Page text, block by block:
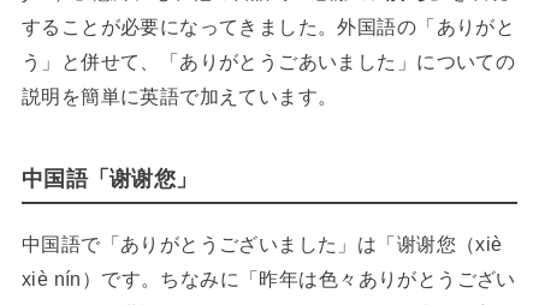
することが必要になってきました。外国語の「ありがと
う」と併せて、「ありがとうごあいました」についての
説明を簡単に英語で加えています。
中国語「谢谢您」
中国語で「ありがとうございました」は「谢谢您（xiè
xiè nín）です。ちなみに「昨年は色々ありがとうござい